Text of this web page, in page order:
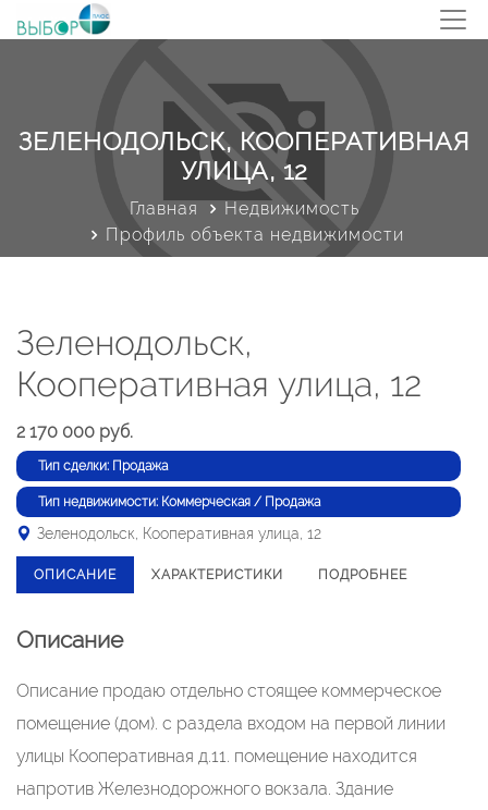
ЗЕЛЕНОДОЛЬСК, КООПЕРАТИВНАЯ
УЛИЦА, 12
Главная
Недвижимость
Профиль объекта недвижимости
Зеленодольск,
Кооперативная улица, 12
2 170 000 руб.
Тип сделки: Продажа
Тип недвижимости: Коммерческая / Продажа
Зеленодольск, Кооперативная улица, 12
ОПИСАНИЕ ХАРАКТЕРИСТИКИ ПОДРОБНЕЕ
Описание
Описание продаю отдельно стоящее коммерческое
помещение (дом). с раздела входом на первой линии
улицы Кооперативная д.11. помещение находится
напротив Железнодорожного вокзала. Здание